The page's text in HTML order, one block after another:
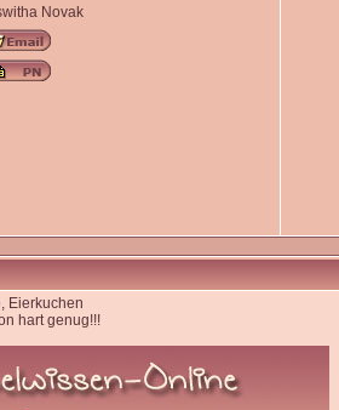
Novak
Eierkuchen
hart genug!!!